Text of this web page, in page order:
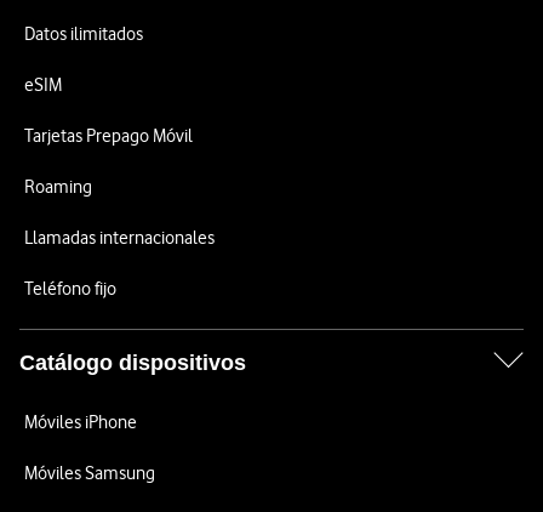
Datos ilimitados
eSIM
Tarjetas Prepago Móvil
Roaming
Llamadas internacionales
Teléfono fijo
Catálogo dispositivos
Móviles iPhone
Móviles Samsung